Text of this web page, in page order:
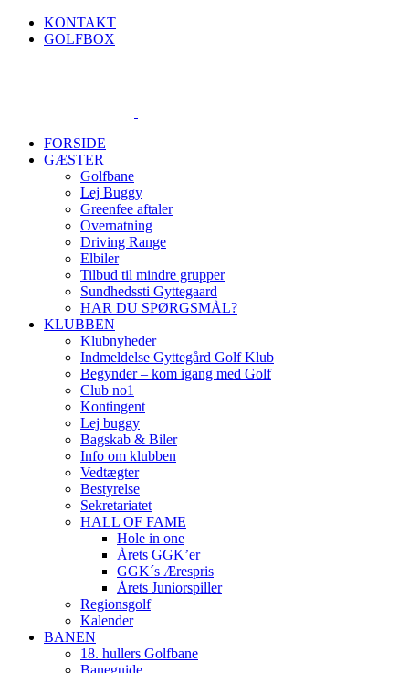
Skip
KONTAKT
GOLFBOX
FORSIDE
GÆSTER
Golfbane
Lej Buggy
Greenfee aftaler
Overnatning
Driving Range
Elbiler
Tilbud til mindre grupper
Sundhedssti Gyttegaard
HAR DU SPØRGSMÅL?
KLUBBEN
Klubnyheder
Indmeldelse Gyttegård Golf Klub
Begynder – kom igang med Golf
Club no1
Kontingent
Lej buggy
Bagskab & Biler
Info om klubben
Vedtægter
Bestyrelse
Sekretariatet
HALL OF FAME
Hole in one
Årets GGK’er
GGK´s Ærespris
Årets Juniorspiller
Regionsgolf
Kalender
BANEN
18. hullers Golfbane
Baneguide